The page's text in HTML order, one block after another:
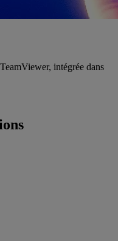
intégrée dans